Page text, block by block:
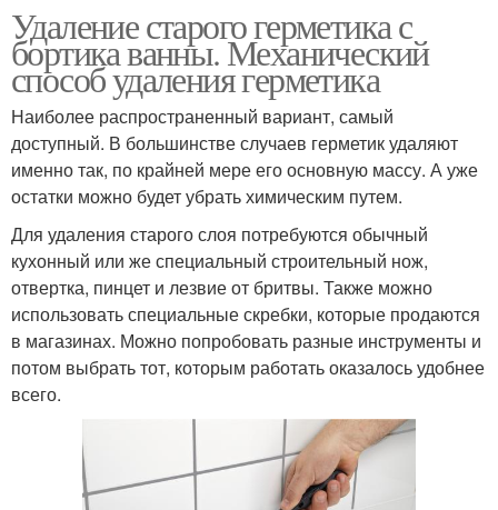
Герметик между ванной
и
Герметик с кафеля
Герметик с пластика
Герметик со
столешницы
Удаление старого герметика с
бортика ванны. Механический
способ удаления герметика
Наиболее распространенный вариант, самый
доступный. В большинстве случаев герметик удаляют
именно так, по крайней мере его основную массу. А уже
остатки можно будет убрать химическим путем.
Для удаления старого слоя потребуются обычный
кухонный или же специальный строительный нож,
отвертка, пинцет и лезвие от бритвы. Также можно
использовать специальные скребки, которые продаются
в магазинах. Можно попробовать разные инструменты и
потом выбрать тот, которым работать оказалось удобнее
всего.